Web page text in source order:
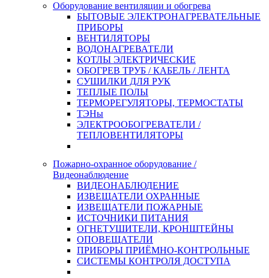
Оборудование вентиляции и обогрева
БЫТОВЫЕ ЭЛЕКТРОНАГРЕВАТЕЛЬНЫЕ
ПРИБОРЫ
ВЕНТИЛЯТОРЫ
ВОДОНАГРЕВАТЕЛИ
КОТЛЫ ЭЛЕКТРИЧЕСКИЕ
ОБОГРЕВ ТРУБ / КАБЕЛЬ / ЛЕНТА
СУШИЛКИ ДЛЯ РУК
ТЕПЛЫЕ ПОЛЫ
ТЕРМОРЕГУЛЯТОРЫ, ТЕРМОСТАТЫ
ТЭНы
ЭЛЕКТРООБОГРЕВАТЕЛИ /
ТЕПЛОВЕНТИЛЯТОРЫ
Пожарно-охранное оборудование /
Видеонаблюдение
ВИДЕОНАБЛЮДЕНИЕ
ИЗВЕЩАТЕЛИ ОХРАННЫЕ
ИЗВЕЩАТЕЛИ ПОЖАРНЫЕ
ИСТОЧНИКИ ПИТАНИЯ
ОГНЕТУШИТЕЛИ, КРОНШТЕЙНЫ
ОПОВЕЩАТЕЛИ
ПРИБОРЫ ПРИЁМНО-КОНТРОЛЬНЫЕ
СИСТЕМЫ КОНТРОЛЯ ДОСТУПА